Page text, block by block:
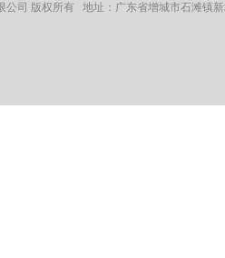
司 版权所有 地址：广东省增城市石滩镇